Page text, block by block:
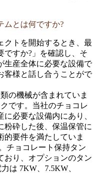
ムとは何ですか?
クトを開始するとき、最
ですか?」を確認し、そ
生産全体に必要な設備で
客様と話し合うことがで
の機械が含まれていま
です。当社のチョコレ
必要な設備内にあり、
粉砕した後、保温保管に
的要件を満たしていま
チョコレート保持タン
おり、オプションのタン
は 7KW、7.5KW、